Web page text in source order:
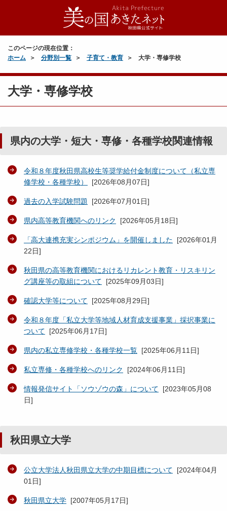
このページの現在位置：
ホーム
分野別一覧 子育て・教育 大学・専修学校
大学・専修学校
県内の大学・短大・専修・各種学校関連情報
令和８年度秋田県高校生等奨学給付金制度について（私立専
修学校・各種学校）
[2026年08月07日]
過去の入学試験問題 [2026年07月01日]
県内高等教育機関へのリンク [2026年05月18日]
「高大連携充実シンポジウム」を開催しました [2026年01月
22日]
秋田県の高等教育機関におけるリカレント教育・リスキリン
グ講座等の取組について [2025年09月03日]
確認大学等について [2025年08月29日]
令和８年度「私立大学等地域人材育成支援事業」採択事業に
ついて [2025年06月17日]
県内の私立専修学校・各種学校一覧 [2025年06月11日]
私立専修・各種学校へのリンク [2024年06月11日]
情報発信サイト「ソウゾウの森」について [2023年05月08
日]
秋田県立大学
公立大学法人秋田県立大学の中期目標について [2024年04月
01日]
秋田県立大学 [2007年05月17日]